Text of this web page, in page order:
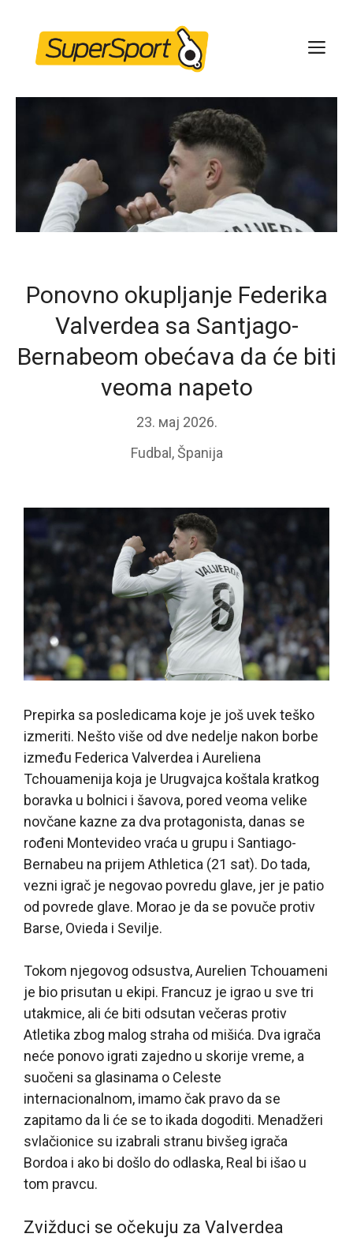
content
Ponovno okupljanje Federika
Valverdea sa Santjago-
Bernabeom obećava da će biti
veoma napeto
23. мај 2026.
Fudbal ,Španija
Prepirka sa posledicama koje je još uvek teško
izmeriti. Nešto više od dve nedelje nakon borbe
između Federica Valverdea i Aureliena
Tchouamenija koja je Urugvajca koštala kratkog
boravka u bolnici i šavova, pored veoma velike
novčane kazne za dva protagonista, danas se
rođeni Montevideo vraća u grupu i Santiago-
Bernabeu na prijem Athletica (21 sat). Do tada,
vezni igrač je negovao povredu glave, jer je patio
od povrede glave. Morao je da se povuče protiv
Barse, Ovieda i Sevilje.
Tokom njegovog odsustva, Aurelien Tchouameni
je bio prisutan u ekipi. Francuz je igrao u sve tri
utakmice, ali će biti odsutan večeras protiv
Atletika zbog malog straha od mišića. Dva igrača
neće ponovo igrati zajedno u skorije vreme, a
suočeni sa glasinama o Celeste
internacionalnom, imamo čak pravo da se
zapitamo da li će se to ikada dogoditi. Menadžeri
svlačionice su izabrali stranu bivšeg igrača
Bordoa i ako bi došlo do odlaska, Real bi išao u
tom pravcu.
Zvižduci se očekuju za Valverdea